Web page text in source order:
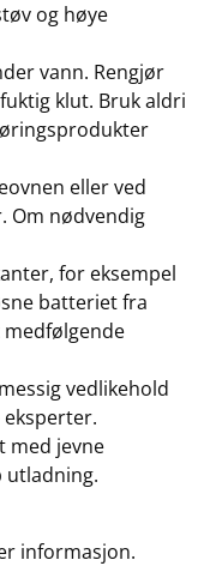
og høye
vann. Rengjør
klut. Bruk aldri
eller ved
Om nødvendig
for eksempel
batteriet fra
vedlikehold
med jevne
utladning.
informasjon.